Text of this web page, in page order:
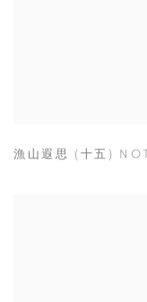
漁山遐思 (十五)